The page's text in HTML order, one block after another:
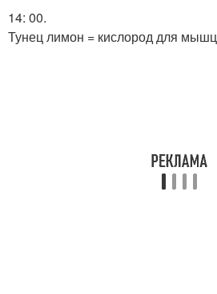
14: 00.
Тунец лимон = кислород для